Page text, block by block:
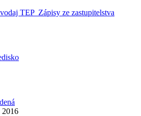
TEP Zápisy ze zastupitelstva
2016